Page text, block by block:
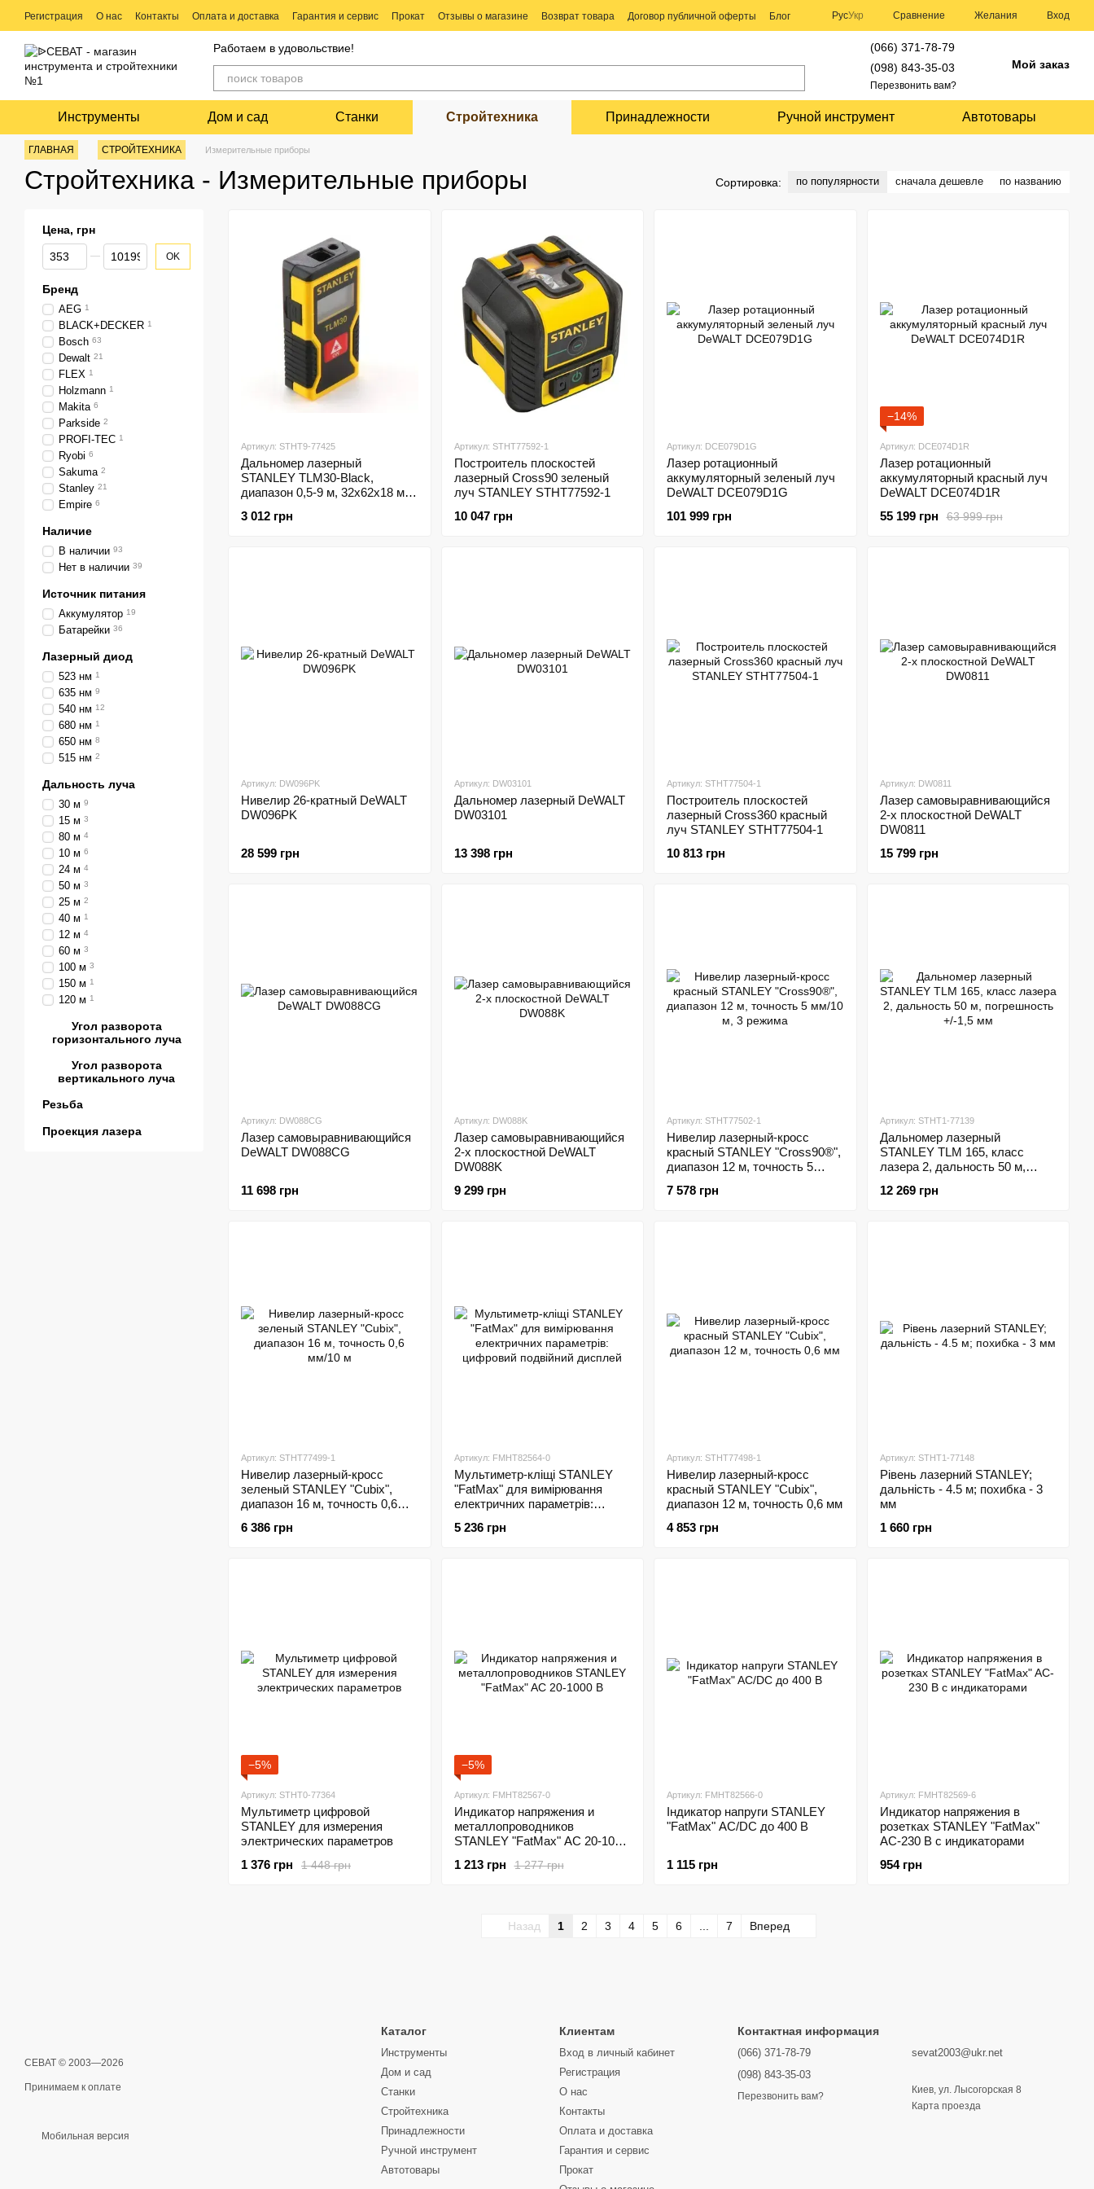
Перейти к основному контенту
Регистрация О нас Контакты Оплата и доставка Гарантия и сервис Прокат Отзывы о магазине Возврат товара Договор публичной оферты
Блог
Ремонт электро и бензо инструмента
РусУкр Сравнение Желания Вход
Работаем в удовольствие!
(066) 371-78-79
(098) 843-35-03
Перезвонить вам?
Мой заказ
Инструменты Дом и сад Станки Стройтехника Принадлежности Ручной инструмент Автотовары
ГЛАВНАЯ СТРОЙТЕХНИКА Измерительные приборы
Стройтехника - Измерительные приборы Сортировка: по популярности сначала дешевле по названию
Артикул: STHT9-77425
Дальномер лазерный
STANLEY TLM30-Black,
диапазон 0,5-9 м, 32х62х18 мм,
3 012 грн
Артикул: STHT77592-1
Построитель плоскостей
лазерный Cross90 зеленый
луч STANLEY STHT77592-1
10 047 грн
Артикул: DCE079D1G
Лазер ротационный
аккумуляторный зеленый луч
DeWALT DCE079D1G
101 999 грн
−14%
Артикул: DCE074D1R
Лазер ротационный
аккумуляторный красный луч
DeWALT DCE074D1R
63 999 грн
55 199 грн
Артикул: DW096PK
Нивелир 26-кратный DeWALT
DW096PK
28 599 грн
Артикул: DW03101
Дальномер лазерный DeWALT
DW03101
13 398 грн
Артикул: STHT77504-1
Построитель плоскостей
лазерный Cross360 красный
луч STANLEY STHT77504-1
10 813 грн
Артикул: DW0811
Лазер самовыравнивающийся
2-х плоскостной DeWALT
DW0811
15 799 грн
Артикул: DW088CG
Лазер самовыравнивающийся
DeWALT DW088CG
11 698 грн
Артикул: DW088K
Лазер самовыравнивающийся
2-х плоскостной DeWALT
DW088K
9 299 грн
Артикул: STHT77502-1
Нивелир лазерный-кросс
красный STANLEY "Cross90®",
диапазон 12 м, точность 5
7 578 грн
Артикул: STHT1-77139
Дальномер лазерный
STANLEY TLM 165, класс
лазера 2, дальность 50 м,
12 269 грн
Артикул: STHT77499-1
Нивелир лазерный-кросс
зеленый STANLEY "Cubix",
диапазон 16 м, точность 0,6
6 386 грн
Артикул: FMHT82564-0
Мультиметр-кліщі STANLEY
"FatMax" для вимірювання
електричних параметрів:
5 236 грн
Артикул: STHT77498-1
Нивелир лазерный-кросс
красный STANLEY "Cubix",
диапазон 12 м, точность 0,6 мм
4 853 грн
Артикул: STHT1-77148
Рівень лазерний STANLEY;
дальність - 4.5 м; похибка - 3
мм
1 660 грн
−5%
Артикул: STHT0-77364
Мультиметр цифровой
STANLEY для измерения
электрических параметров
1 448 грн
1 376 грн
−5%
Артикул: FMHT82567-0
Индикатор напряжения и
металлопроводников
STANLEY "FatMax" AC 20-1000
1 277 грн
1 213 грн
Артикул: FMHT82566-0
Індикатор напруги STANLEY
"FatMax" AC/DC до 400 В
1 115 грн
Артикул: FMHT82569-6
Индикатор напряжения в
розетках STANLEY "FatMax"
AC-230 В с индикаторами
954 грн
Назад 1 2 3 4 5 6 7 Вперед
Цена, грн
От Цена, грн
До Цена, грн OK
Бренд
AEG 1
BLACK+DECKER 1
Bosch 63
Dewalt 21
FLEX 1
Holzmann 1
Makita 6
Parkside 2
PROFI-TEC 1
Ryobi 6
Sakuma 2
Stanley 21
Empire 6
Наличие
В наличии 93
Нет в наличии 39
Источник питания
Аккумулятор 19
Батарейки 36
Лазерный диод
523 нм 1
635 нм 9
540 нм 12
680 нм 1
650 нм 8
515 нм 2
Дальность луча
30 м 9
15 м 3
80 м 4
10 м 6
24 м 4
50 м 3
25 м 2
40 м 1
12 м 4
60 м 3
100 м 3
150 м 1
120 м 1
Угол разворота
горизонтального луча
Угол разворота
вертикального луча
Резьба
Проекция лазера
СЕВАТ © 2003—2026
Принимаем к оплате
Мобильная версия
Каталог
Инструменты
Дом и сад
Станки
Стройтехника
Принадлежности
Ручной инструмент
Автотовары
Клиентам
Вход в личный кабинет
Регистрация
О нас
Контакты
Оплата и доставка
Гарантия и сервис
Прокат
Контактная информация
(066) 371-78-79
(098) 843-35-03
Перезвонить вам?
sevat2003@ukr.net
Киев, ул. Лысогорская 8
Карта проезда